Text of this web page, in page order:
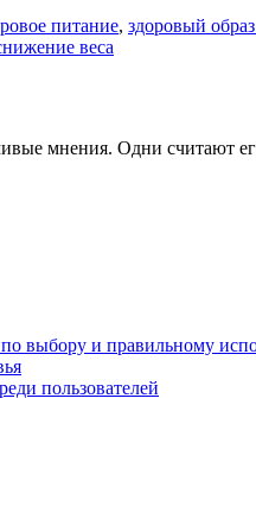
питание, здоровый
веса
мнения. Одни считают
выбору и правильному
пользователей